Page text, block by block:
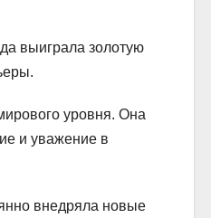
выиграла золотую
уровня. Она
и уважение в
внедряла новые